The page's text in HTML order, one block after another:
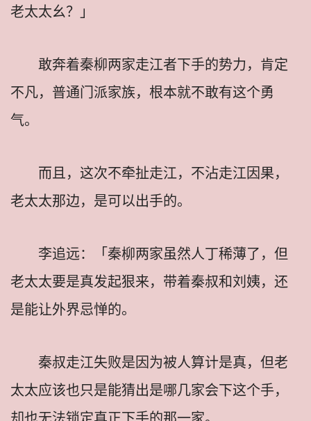
老太太幺？」
敢奔着秦柳两家走江者下手的势力，肯定
不凡，普通门派家族，根本就不敢有这个勇
气。
而且，这次不牵扯走江，不沾走江因果，
老太太那边，是可以出手的。
李追远：「秦柳两家虽然人丁稀薄了，但
老太太要是真发起狠来，带着秦叔和刘姨，还
是能让外界忌惮的。
秦叔走江失败是因为被人算计是真，但老
太太应该也只是能猜出是哪几家会下这个手，